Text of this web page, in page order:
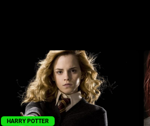
HARRY POTTER